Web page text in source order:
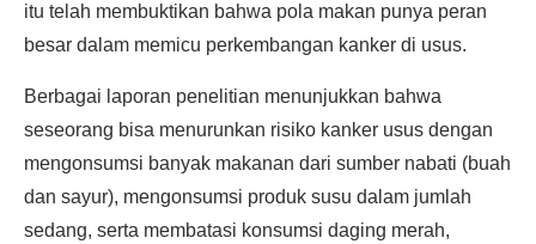
itu telah membuktikan bahwa pola makan punya peran
besar dalam memicu perkembangan kanker di usus.
Berbagai laporan penelitian menunjukkan bahwa
seseorang bisa menurunkan risiko kanker usus dengan
mengonsumsi banyak makanan dari sumber nabati (buah
dan sayur), mengonsumsi produk susu dalam jumlah
sedang, serta membatasi konsumsi daging merah,